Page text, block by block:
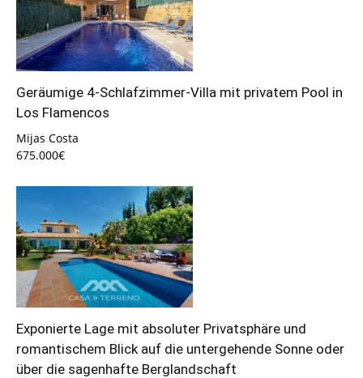
Geräumige 4-Schlafzimmer-Villa mit privatem Pool in
Los Flamencos
Mijas Costa
675.000€
Exponierte Lage mit absoluter Privatsphäre und
romantischem Blick auf die untergehende Sonne oder
über die sagenhafte Berglandschaft